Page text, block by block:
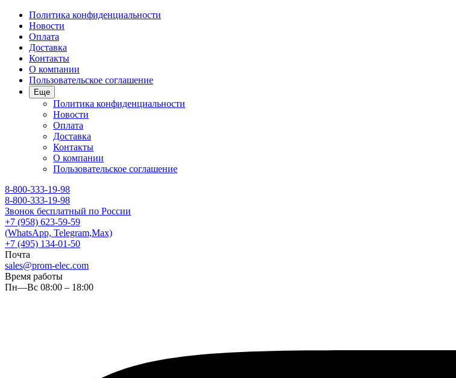
Политика конфиденциальности
Новости
Оплата
Доставка
Контакты
О компании
Пользовательское соглашение
Еще
Политика конфиденциальности
Новости
Оплата
Доставка
Контакты
О компании
Пользовательское соглашение
8-800-333-19-98
8-800-333-19-98
Звонок бесплатный по России
+7 (958) 623-59-59
(WhatsApp, Telegram,Max)
+7 (495) 134-01-50
Почта
sales@prom-elec.com
Время работы
Пн—Вс 08:00 – 18:00